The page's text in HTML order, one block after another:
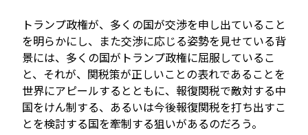
トランプ政権が、多くの国が交渉を申し出ていること
を明らかにし、また交渉に応じる姿勢を見せている背
景には、多くの国がトランプ政権に屈服しているこ
と、それが、関税策が正しいことの表れであることを
世界にアピールするとともに、報復関税で敵対する中
国をけん制する、あるいは今後報復関税を打ち出すこ
とを検討する国を牽制する狙いがあるのだろう。